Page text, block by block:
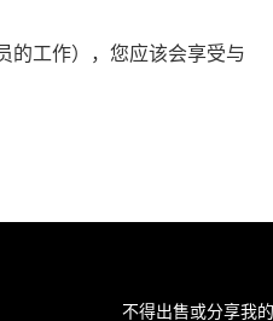
的工作），您应该会享受与
不得出售或分享我